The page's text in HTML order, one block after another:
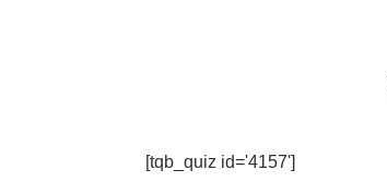
[tqb_quiz id='4157']